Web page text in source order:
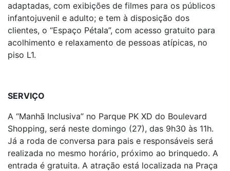
adaptadas, com exibições de filmes para os públicos
infantojuvenil e adulto; e tem à disposição dos
clientes, o “Espaço Pétala”, com acesso gratuito para
acolhimento e relaxamento de pessoas atípicas, no
piso L1.
SERVIÇO
A “Manhã Inclusiva” no Parque PK XD do Boulevard
Shopping, será neste domingo (27), das 9h30 às 11h.
Já a roda de conversa para pais e responsáveis será
realizada no mesmo horário, próximo ao brinquedo. A
entrada é gratuita. A atração está localizada na Praça